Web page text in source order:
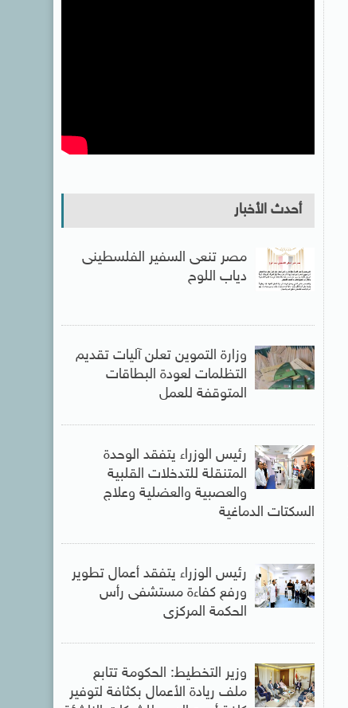
أحدث الأخبار
مصر تنعى السفير الفلسطينى
دياب اللوح
وزارة التموين تعلن آليات تقديم
التظلمات لعودة البطاقات
المتوقفة للعمل
رئيس الوزراء يتفقد الوحدة
المتنقلة للتدخلات القلبية
والعصبية والعضلية وعلاج
السكتات الدماغية
رئيس الوزراء يتفقد أعمال تطوير
ورفع كفاءة مستشفى رأس
الحكمة المركزى
وزير التخطيط: الحكومة تتابع
ملف ريادة الأعمال بكثافة لتوفير